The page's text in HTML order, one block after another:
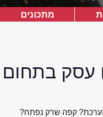
מתכונים
עסק בתחום
קפה שרק נפתח?